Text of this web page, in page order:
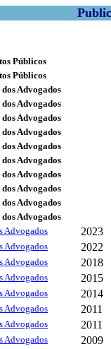
Públicos
Públicos
Advogados
Advogados
Advogados
Advogados
Advogados
Advogados
Advogados
Advogados
Advogados
Advogados
Advogados
2023
Advogados 2022
Advogados 2018
Advogados 2015
Advogados 2014
Advogados 2011
Advogados 2011
Advogados 2009